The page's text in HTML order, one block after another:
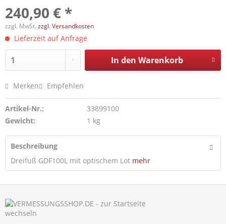
240,90 € *
zzgl. MwSt. zzgl. Versandkosten
Lieferzeit auf Anfrage
In den Warenkorb
Merken Empfehlen
Artikel-Nr.:
33899100
Gewicht:
1 kg
Beschreibung
Dreifuß GDF100L mit optischem Lot mehr